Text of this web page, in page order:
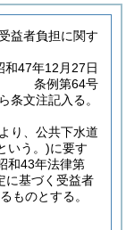
益者負担に関す
和47年12月27日
条例第64号
文注記入る。
り、公共下水道
いう。)に要す
和43年法律第
に基づく受益者
ものとする。